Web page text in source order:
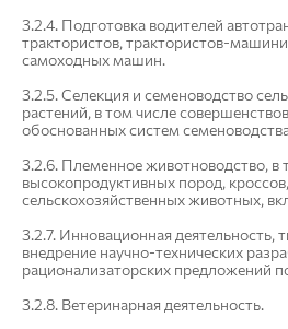
3.2.4. Подготовка водителей
трактористов, трактористов-
самоходных машин.
3.2.5. Селекция и семеноводство
растений, в том числе
обоснованных систем
3.2.6. Племенное животноводство, в
высокопродуктивных пород,
сельскохозяйственных животных,
3.2.7. Инновационная деятельность,
внедрение научно-технических
рационализаторских предложений
3.2.8. Ветеринарная деятельность.